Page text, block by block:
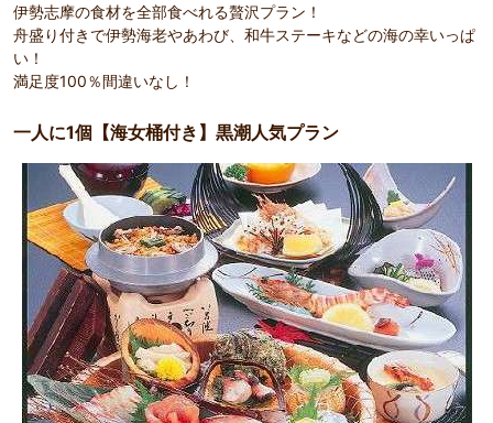
伊勢志摩の食材を全部食べれる贅沢プラン！
舟盛り付きで伊勢海老やあわび、和牛ステーキなどの海の幸いっぱ
い！
満足度100％間違いなし！
一人に1個【海女桶付き】黒潮人気プラン